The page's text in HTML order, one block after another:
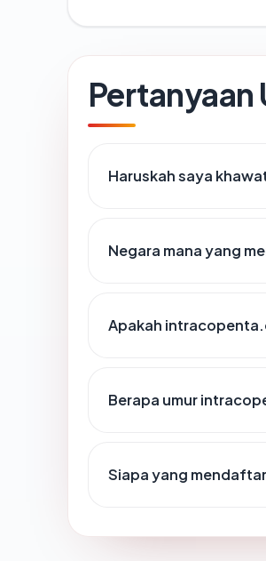
Pertanyaan
Haruskah saya
Negara mana yang
Apakah
Berapa umur
Siapa yang